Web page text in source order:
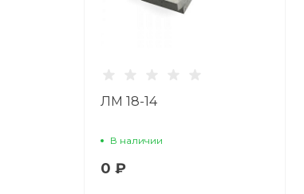
ЛМ 18-14
В наличии
0 ₽